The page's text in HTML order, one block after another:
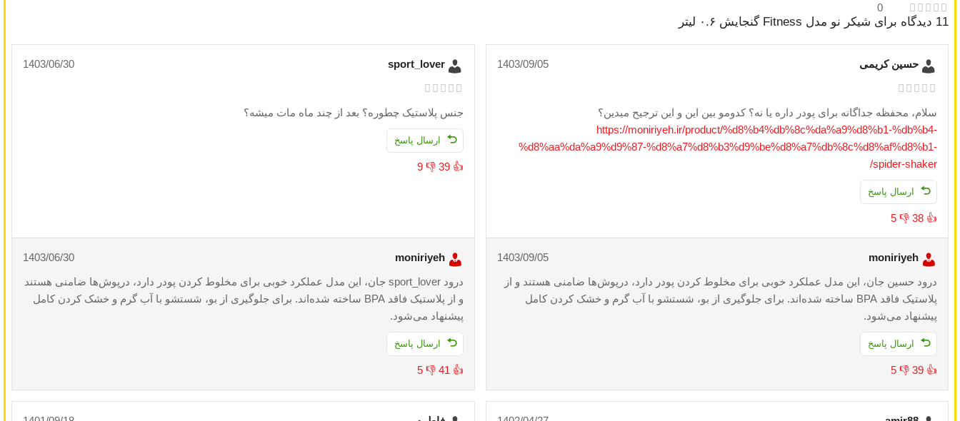
0
11 دیدگاه برای شیکر نو مدل Fitness گنجایش ۰.۶ لیتر
حسین کریمی 1403/09/05
سلام، محفظه جداگانه برای پودر داره یا نه؟ کدومو بین این و این ترجیح میدین؟
https://moniriyeh.ir/product/%d8%b4%db%8c%da%a9%d8%b1-%db%b4-
%d8%aa%da%a9%d9%87-%d8%a7%d8%b3%d9%be%d8%a7%db%8c%d8%af%d8%b1-
spider-shaker/
ارسال پاسخ
👍
38
👎
5
moniriyeh
1403/09/05
درود حسین جان، این مدل عملکرد خوبی برای مخلوط کردن پودر دارد، درپوش‌ها ضامنی هستند و از
پلاستیک فاقد BPA ساخته شده‌اند. برای جلوگیری از بو، شستشو با آب گرم و خشک کردن کامل
پیشنهاد می‌شود.
ارسال پاسخ
👍
39
👎
5
sport_lover
1403/06/30
جنس پلاستیک چطوره؟ بعد از چند ماه مات میشه؟
ارسال پاسخ
👍
39
👎
9
moniriyeh
1403/06/30
درود sport_lover جان، این مدل عملکرد خوبی برای مخلوط کردن پودر دارد، درپوش‌ها ضامنی هستند
و از پلاستیک فاقد BPA ساخته شده‌اند. برای جلوگیری از بو، شستشو با آب گرم و خشک کردن کامل
پیشنهاد می‌شود.
ارسال پاسخ
👍
41
👎
5